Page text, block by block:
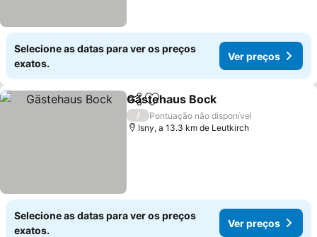
Selecione as datas para ver os preços
exatos.
Ver preços
PartilharAdicionar aos favoritos
Gästehaus Bock
/
Pontuação não disponível
Isny, a 13.3 km de Leutkirch
Selecione as datas para ver os preços
exatos.
Ver preços